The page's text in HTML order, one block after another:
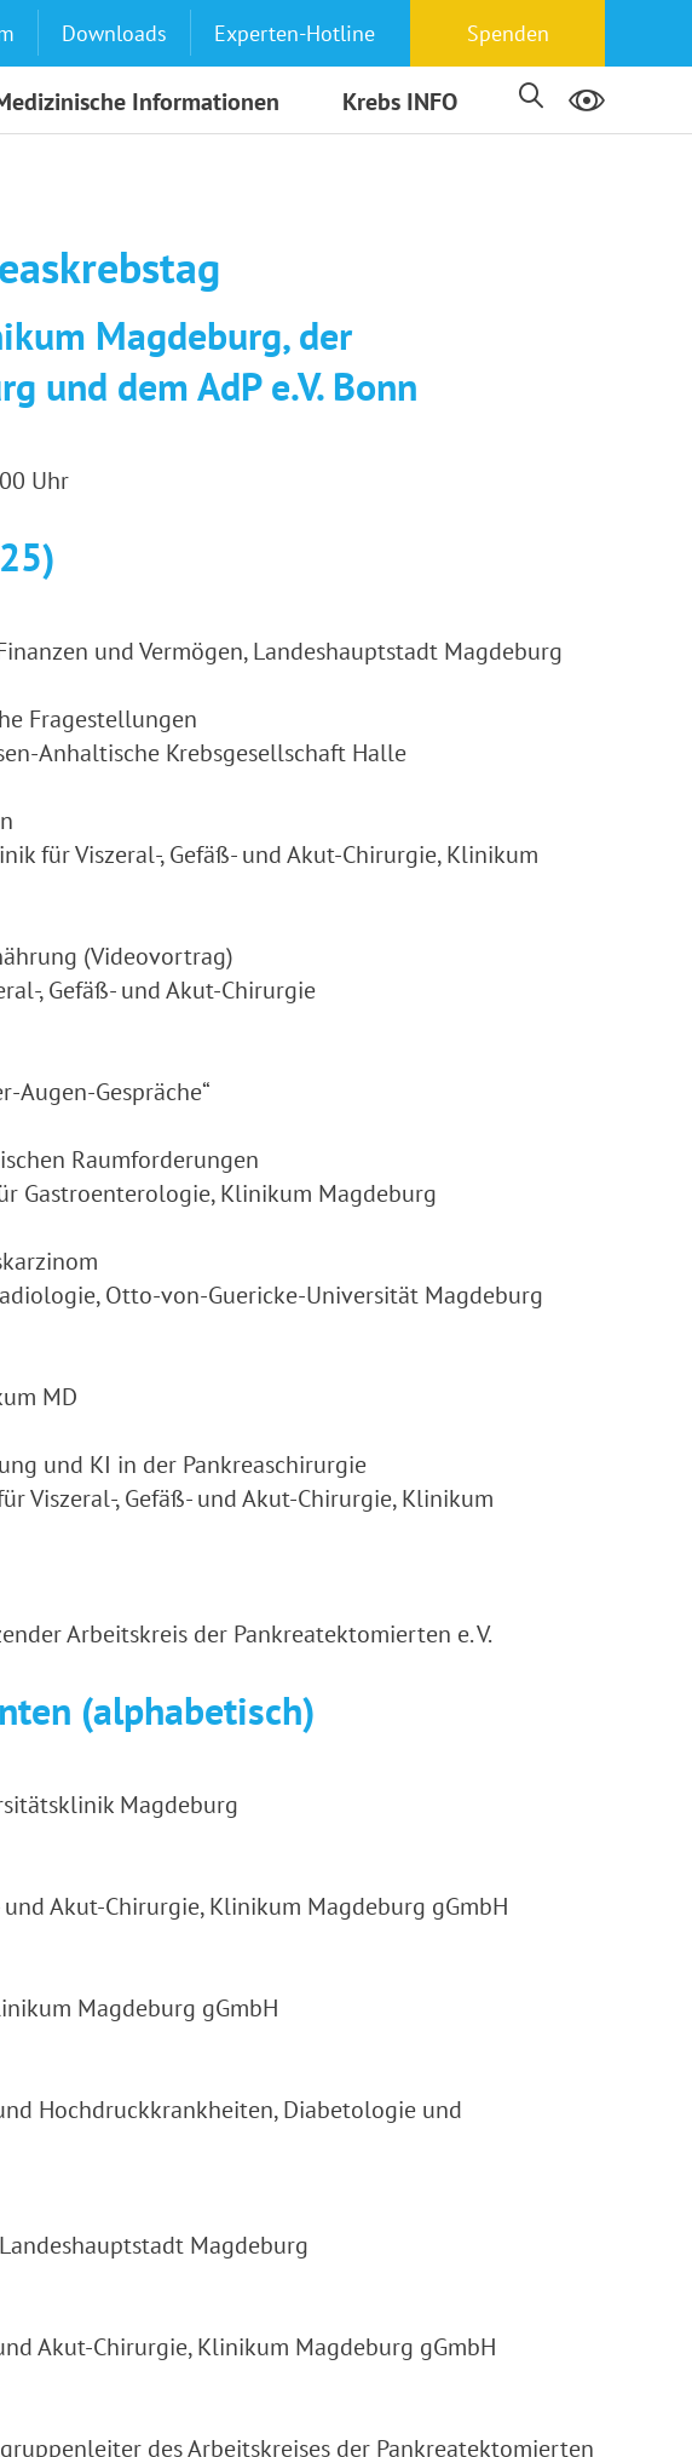
Downloads Experten-Hotline Spenden
Informationen Krebs INFO
Magdeburg, der
und dem AdP e.V. Bonn
Uhr
und Vermögen, Landeshauptstadt Magdeburg
Fragestellungen
Anhaltische Krebsgesellschaft Halle
für Viszeral-, Gefäß- und Akut-Chirurgie, Klinikum
(Videovortrag)
, Gefäß- und Akut-Chirurgie
Augen-Gespräche“
Raumforderungen
Gastroenterologie, Klinikum Magdeburg
Otto-von-Guericke-Universität Magdeburg
MD
und KI in der Pankreaschirurgie
Viszeral-, Gefäß- und Akut-Chirurgie, Klinikum
Arbeitskreis der Pankreatektomierten e. V.
(alphabetisch)
Magdeburg
Akut-Chirurgie, Klinikum Magdeburg gGmbH
Magdeburg gGmbH
Hochdruckkrankheiten, Diabetologie und
Magdeburg
Akut-Chirurgie, Klinikum Magdeburg gGmbH
des Arbeitskreises der Pankreatektomierten